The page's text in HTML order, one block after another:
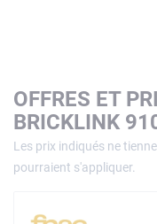
OFFRES ET
BRICKLINK
Les prix indiqués ne
pourraient s'appliquer.